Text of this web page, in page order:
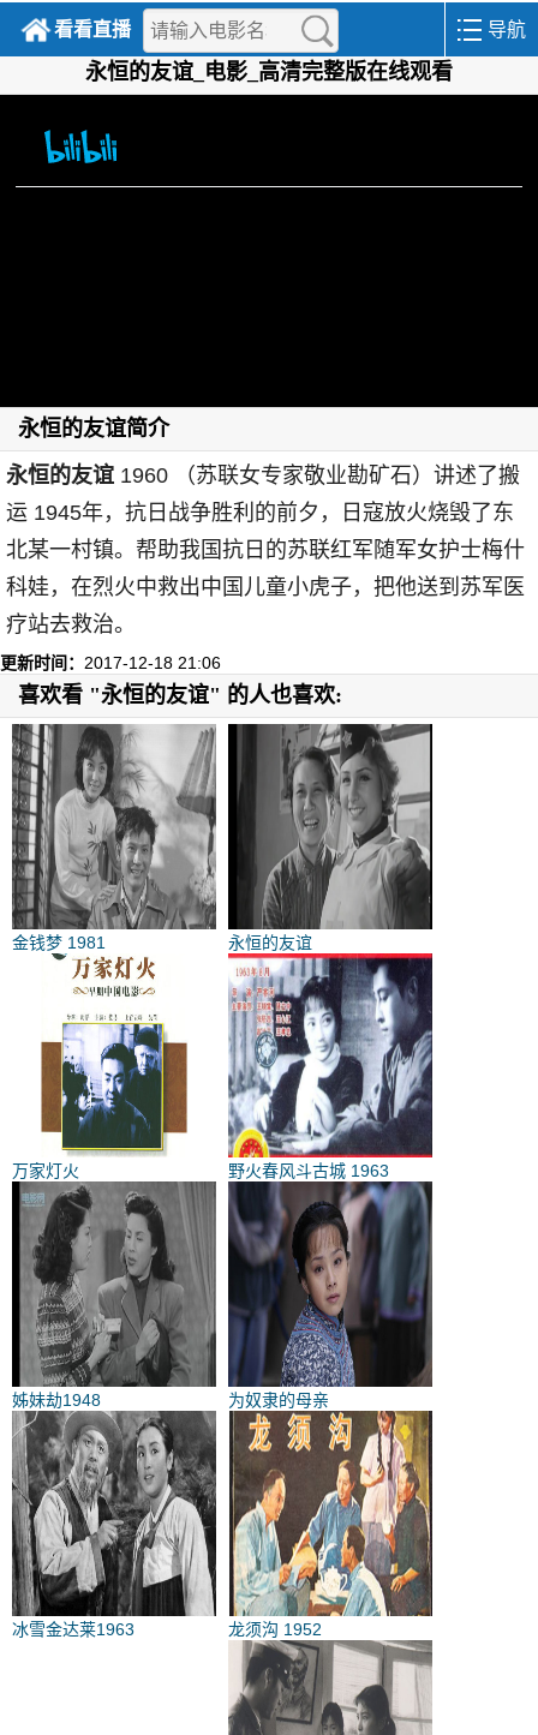
看看直播 导航
永恒的友谊_电影_高清完整版在线观看
永恒的友谊简介
永恒的友谊 1960 （苏联女专家敬业勘矿石）讲述了搬
运 1945年，抗日战争胜利的前夕，日寇放火烧毁了东
北某一村镇。帮助我国抗日的苏联红军随军女护士梅什
科娃，在烈火中救出中国儿童小虎子，把他送到苏军医
疗站去救治。
更新时间： 2017-12-18 21:06
喜欢看 "永恒的友谊" 的人也喜欢:
金钱梦 1981 永恒的友谊
万家灯火 野火春风斗古城 1963
姊妹劫1948 为奴隶的母亲
冰雪金达莱1963 龙须沟 1952